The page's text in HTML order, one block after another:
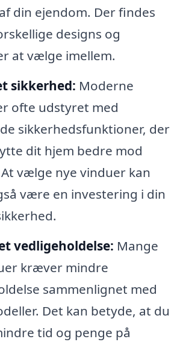
din ejendom. Der findes
designs og
at vælge imellem.
sikkerhed: Moderne
ofte udstyret med
sikkerhedsfunktioner, der
dit hjem bedre mod
vælge nye vinduer kan
være en investering i din
vedligeholdelse: Mange
kræver mindre
sammenlignet med
Det kan betyde, at du
tid og penge på